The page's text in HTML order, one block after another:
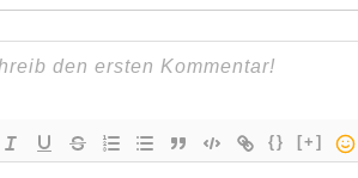
{} [+]